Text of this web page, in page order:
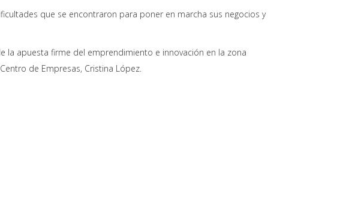
que se encontraron para poner en marcha sus negocios y
la apuesta firme del emprendimiento e innovación en la zona
de Empresas, Cristina López.